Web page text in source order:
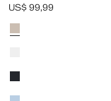
Precio actual [US$ 99,99 ]
US$ 99,99
Colores
Arena
Azul marino
Azul celeste